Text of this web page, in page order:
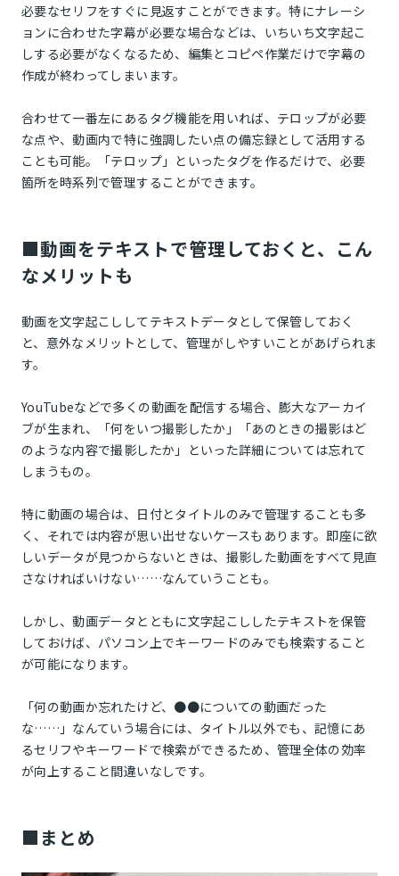
必要なセリフをすぐに見返すことができます。特にナレーシ
ョンに合わせた字幕が必要な場合などは、いちいち文字起こ
しする必要がなくなるため、編集とコピペ作業だけで字幕の
作成が終わってしまいます。
合わせて一番左にあるタグ機能を用いれば、テロップが必要
な点や、動画内で特に強調したい点の備忘録として活用する
ことも可能。「テロップ」といったタグを作るだけで、必要
箇所を時系列で管理することができます。
■動画をテキストで管理しておくと、こん
なメリットも
動画を文字起こししてテキストデータとして保管しておく
と、意外なメリットとして、管理がしやすいことがあげられま
す。
YouTubeなどで多くの動画を配信する場合、膨大なアーカイ
ブが生まれ、「何をいつ撮影したか」「あのときの撮影はど
のような内容で撮影したか」といった詳細については忘れて
しまうもの。
特に動画の場合は、日付とタイトルのみで管理することも多
く、それでは内容が思い出せないケースもあります。即座に欲
しいデータが見つからないときは、撮影した動画をすべて見直
さなければいけない……なんていうことも。
しかし、動画データとともに文字起こししたテキストを保管
しておけば、パソコン上でキーワードのみでも検索すること
が可能になります。
「何の動画か忘れたけど、●●についての動画だった
な……」なんていう場合には、タイトル以外でも、記憶にあ
るセリフやキーワードで検索ができるため、管理全体の効率
が向上すること間違いなしです。
■まとめ